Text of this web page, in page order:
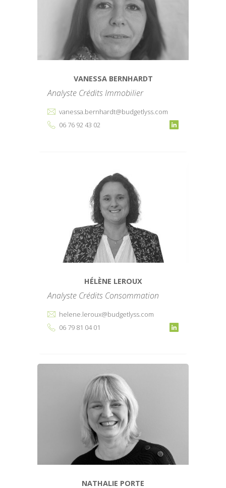
VANESSA BERNHARDT
Analyste Crédits Immobilier
vanessa.bernhardt@budgetlyss.com
06 76 92 43 02
HÉLÈNE LEROUX
Analyste Crédits Consommation
helene.leroux@budgetlyss.com
06 79 81 04 01
NATHALIE PORTE